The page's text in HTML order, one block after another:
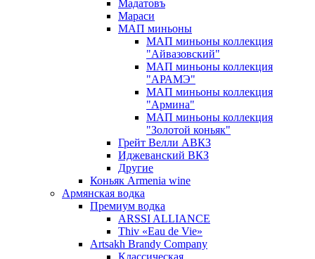
Мадатовъ
Мараси
МАП миньоны
МАП миньоны коллекция
"Айвазовский"
МАП миньоны коллекция
"АРАМЭ"
МАП миньоны коллекция
"Армина"
МАП миньоны коллекция
"Золотой коньяк"
Грейт Велли АВКЗ
Иджеванский ВКЗ
Другие
Коньяк Armenia wine
Армянская водка
Премиум водка
ARSSI ALLIANCE
Thiv «Eau de Vie»
Artsakh Brandy Company
Классическая